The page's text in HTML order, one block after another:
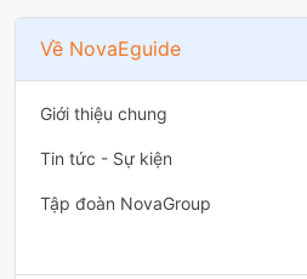
Về NovaEguide
Giới thiệu chung
Tin tức - Sự kiện
Tập đoàn NovaGroup